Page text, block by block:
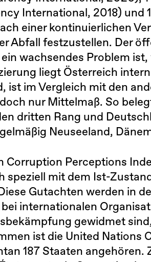
International, 2018) und
einer kontinuierlichen
Abfall festzustellen. Der
wachsendes Problem
liegt Österreich
ist im Vergleich mit den
nur Mittelmaß. So
dritten Rang und
Neuseeland,
Corruption Perceptions
speziell mit dem Ist-
Gutachten werden in
internationalen
gewidmet
ist die United Nations
187 Staaten angehören.